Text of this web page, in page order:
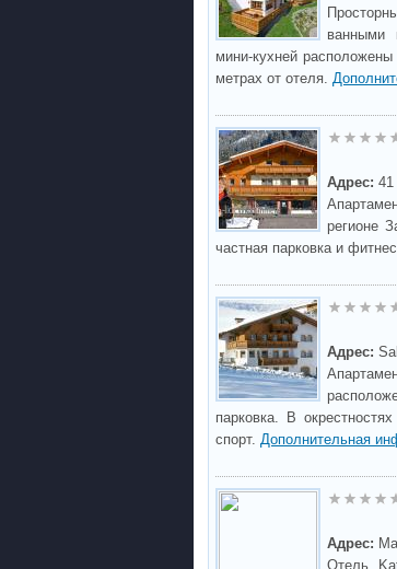
ванными
мини-кухней
метрах от отеля.
Адрес:
регионе
частная парковка и
Адрес:
парковка. В
спорт. Дополнительная
Адрес:
Отель